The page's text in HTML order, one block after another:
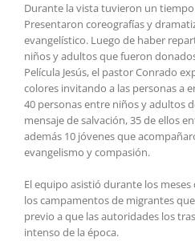
Durante la vista tuvieron un
Presentaron coreografías y
evangelístico. Luego de haber
niños y adultos que fueron
Película Jesús, el pastor Conrado
colores invitando a las personas a
40 personas entre niños y adultos
mensaje de salvación, 35 de ellos
además 10 jóvenes que
evangelismo y compasión.
El equipo asistió durante los
los campamentos de migrantes
previo a que las autoridades los
intenso de la época.